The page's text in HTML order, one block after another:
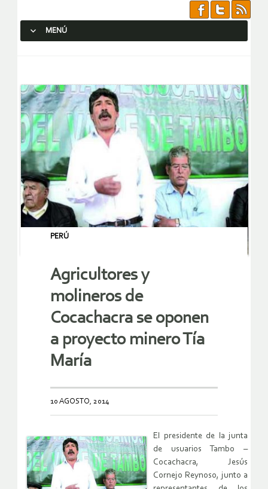
MENÚ
PERÚ
Agricultores y
molineros de
Cocachacra se oponen
a proyecto minero Tía
María
10 AGOSTO, 2014
El presidente de la junta
de usuarios Tambo –
Cocachacra, Jesús
Cornejo Reynoso, junto a